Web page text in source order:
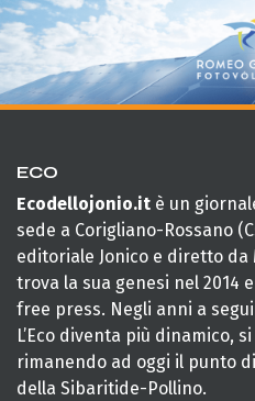
ECO
Ecodellojonio.it è un
sede a Corigliano-Rossano
editoriale Jonico e diretto da
trova la sua genesi nel 2014
free press. Negli anni a
L’Eco diventa più dinamico,
rimanendo ad oggi il punto
della Sibaritide-Pollino.